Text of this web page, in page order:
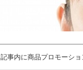
記事内に商品プロモーショ